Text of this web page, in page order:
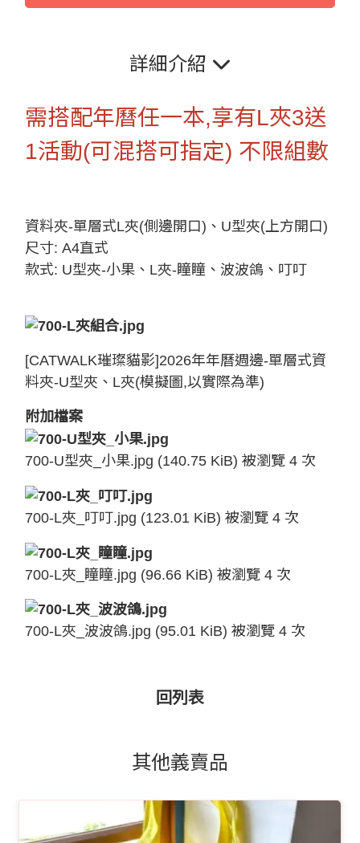
詳細介紹
需搭配年曆任一本,享有L夾3送
1活動(可混搭可指定) 不限組數
資料夾-單層式L夾(側邊開口)、U型夾(上方開口)
尺寸: A4直式
款式: U型夾-小果、L夾-瞳瞳、波波鴿、叮叮
[CATWALK璀璨貓影]2026年年曆週邊-單層式資
料夾-U型夾、L夾(模擬圖,以實際為準)
附加檔案
700-U型夾_小果.jpg (140.75 KiB) 被瀏覽 4 次
700-L夾_叮叮.jpg (123.01 KiB) 被瀏覽 4 次
700-L夾_瞳瞳.jpg (96.66 KiB) 被瀏覽 4 次
700-L夾_波波鴿.jpg (95.01 KiB) 被瀏覽 4 次
回列表
其他義賣品